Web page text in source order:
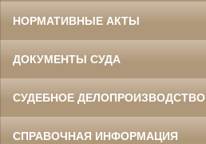
НОРМАТИВНЫЕ АКТЫ
ДОКУМЕНТЫ СУДА
СУДЕБНОЕ ДЕЛОПРОИЗВОДСТВО
СПРАВОЧНАЯ ИНФОРМАЦИЯ